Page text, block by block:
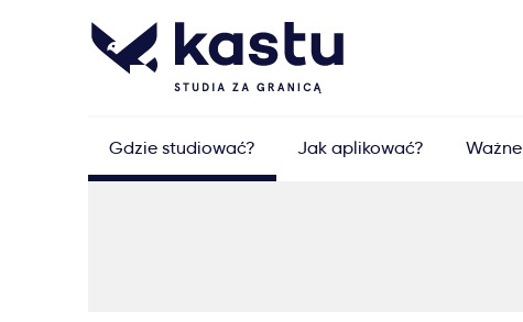
Gdzie studiować? Jak aplikować? Ważne